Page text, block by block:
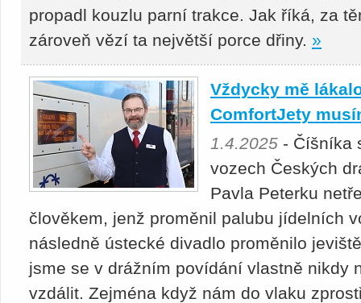
propadl kouzlu parní trakce. Jak říká, za
zároveň vězí ta největší porce dřiny. »
Vždycky mě
ComfortJety
1.4.2025 - Číšníka
vozech Českých
Pavla Peterku
člověkem, jenž proměnil palubu jídelních
následně ústecké divadlo proměnilo
jsme se v drážním povídání vlastně nikdy
vzdálit. Zejména když nám do vlaku